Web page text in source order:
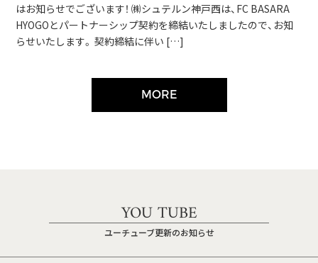
はお知らせでございます！ ㈱シュテルン神戸西は、FC BASARA
HYOGOとパートナーシップ契約を締結いたしましたので、お知
らせいたします。 契約締結に伴い […]
MORE
YOU TUBE
ユーチューブ更新のお知らせ